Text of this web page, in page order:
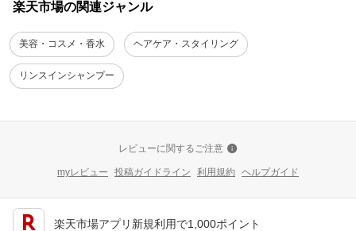
楽天市場の関連ジャンル
美容・コスメ・香水 ヘアケア・スタイリング
リンスインシャンプー
レビューに関するご注意
myレビュー 投稿ガイドライン 利用規約 ヘルプガイド
楽天市場アプリ新規利用で1,000ポイント